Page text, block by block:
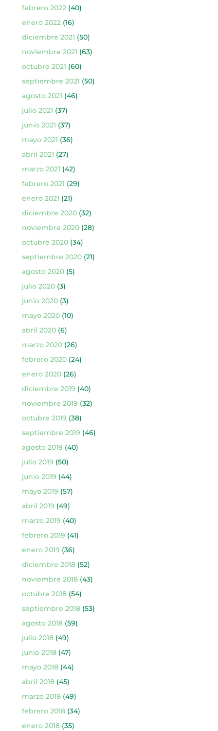
febrero 2022(40)
enero 2022(16)
diciembre 2021 (50)
noviembre 2021 (63)
octubre 2021 (60)
septiembre 2021 (50)
agosto 2021 (46)
julio 2021 (37)
junio 2021 (37)
mayo 2021 (36)
abril 2021 (27)
marzo 2021 (42)
febrero 2021 (29)
enero 2021 (21)
diciembre 2020(32)
noviembre 2020(28)
octubre 2020(34)
septiembre 2020(21)
agosto 2020(5)
julio 2020(3)
junio 2020(3)
mayo 2020(10)
abril 2020(6)
marzo 2020(26)
febrero 2020(24)
enero 2020(26)
diciembre 2019 (40)
noviembre 2019 (32)
octubre 2019 (38)
septiembre 2019 (46)
agosto 2019 (40)
julio 2019 (50)
junio 2019 (44)
mayo 2019 (57)
abril 2019 (49)
marzo 2019 (40)
febrero 2019 (41)
enero 2019 (36)
diciembre 2018(52)
noviembre 2018(43)
octubre 2018(54)
septiembre 2018(53)
agosto 2018(59)
julio 2018(49)
junio 2018(47)
mayo 2018(44)
abril 2018(45)
marzo 2018(49)
febrero 2018(34)
enero 2018(35)